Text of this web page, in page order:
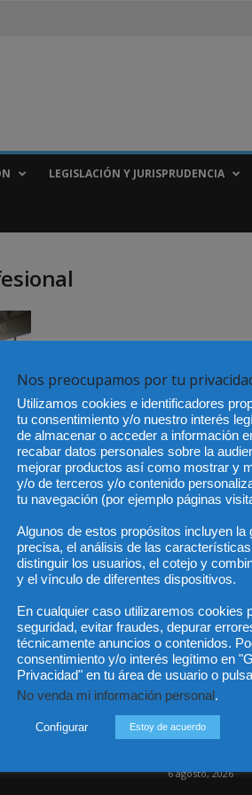
LEGISLACIÓN Y JURISPRUDENCIA
Incluso más noticias
Las empresas
por una
6 agosto, 2026
Nos preocupamos por tu
Utilizamos cookies e identificadores
tu consentimiento y/o nuestro interés
de almacenar o acceder a información
recabar datos personales sobre la
mejorar productos así como mostrar y
y/o de terceros y/o contenido
tu navegación (por ejemplo páginas
Algunos de estos propósitos incluyen la
precisa, el análisis de las
distinguir los usuarios, el cotejo y
y el vínculo de diferentes dispositivos.
En cualquier caso utilizaremos cookies
seguridad, evitar fraudes, depurar
técnicamente anuncios o contenidos.
consentimiento y/o interés legítimo en
Privacidad" en tu área de usuario o
No venda mi información personal.
Configurar Estoy de acuerdo